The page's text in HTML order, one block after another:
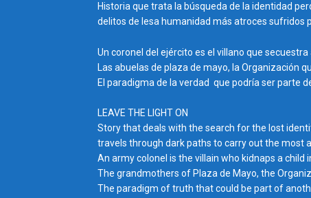
Historia que trata la búsqueda de la identidad
delitos de lesa humanidad más atroces sufridos
Un coronel del ejército es el villano que
Las abuelas de plaza de mayo, la Organización
El paradigma de la verdad que podría ser parte
LEAVE THE LIGHT ON
Story that deals with the search for the lost
travels through dark paths to carry out the most
An army colonel is the villain who kidnaps a
The grandmothers of Plaza de Mayo, the
The paradigm of truth that could be part of